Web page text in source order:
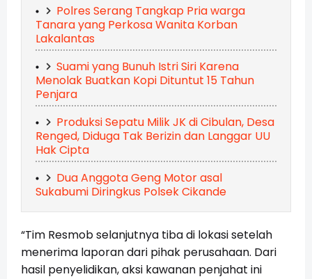
Polres Serang Tangkap Pria warga
Tanara yang Perkosa Wanita Korban
Lakalantas
Suami yang Bunuh Istri Siri Karena
Menolak Buatkan Kopi Dituntut 15 Tahun
Penjara
Produksi Sepatu Milik JK di Cibulan, Desa
Renged, Diduga Tak Berizin dan Langgar UU
Hak Cipta
Dua Anggota Geng Motor asal
Sukabumi Diringkus Polsek Cikande
“Tim Resmob selanjutnya tiba di lokasi setelah
menerima laporan dari pihak perusahaan. Dari
hasil penyelidikan, aksi kawanan penjahat ini